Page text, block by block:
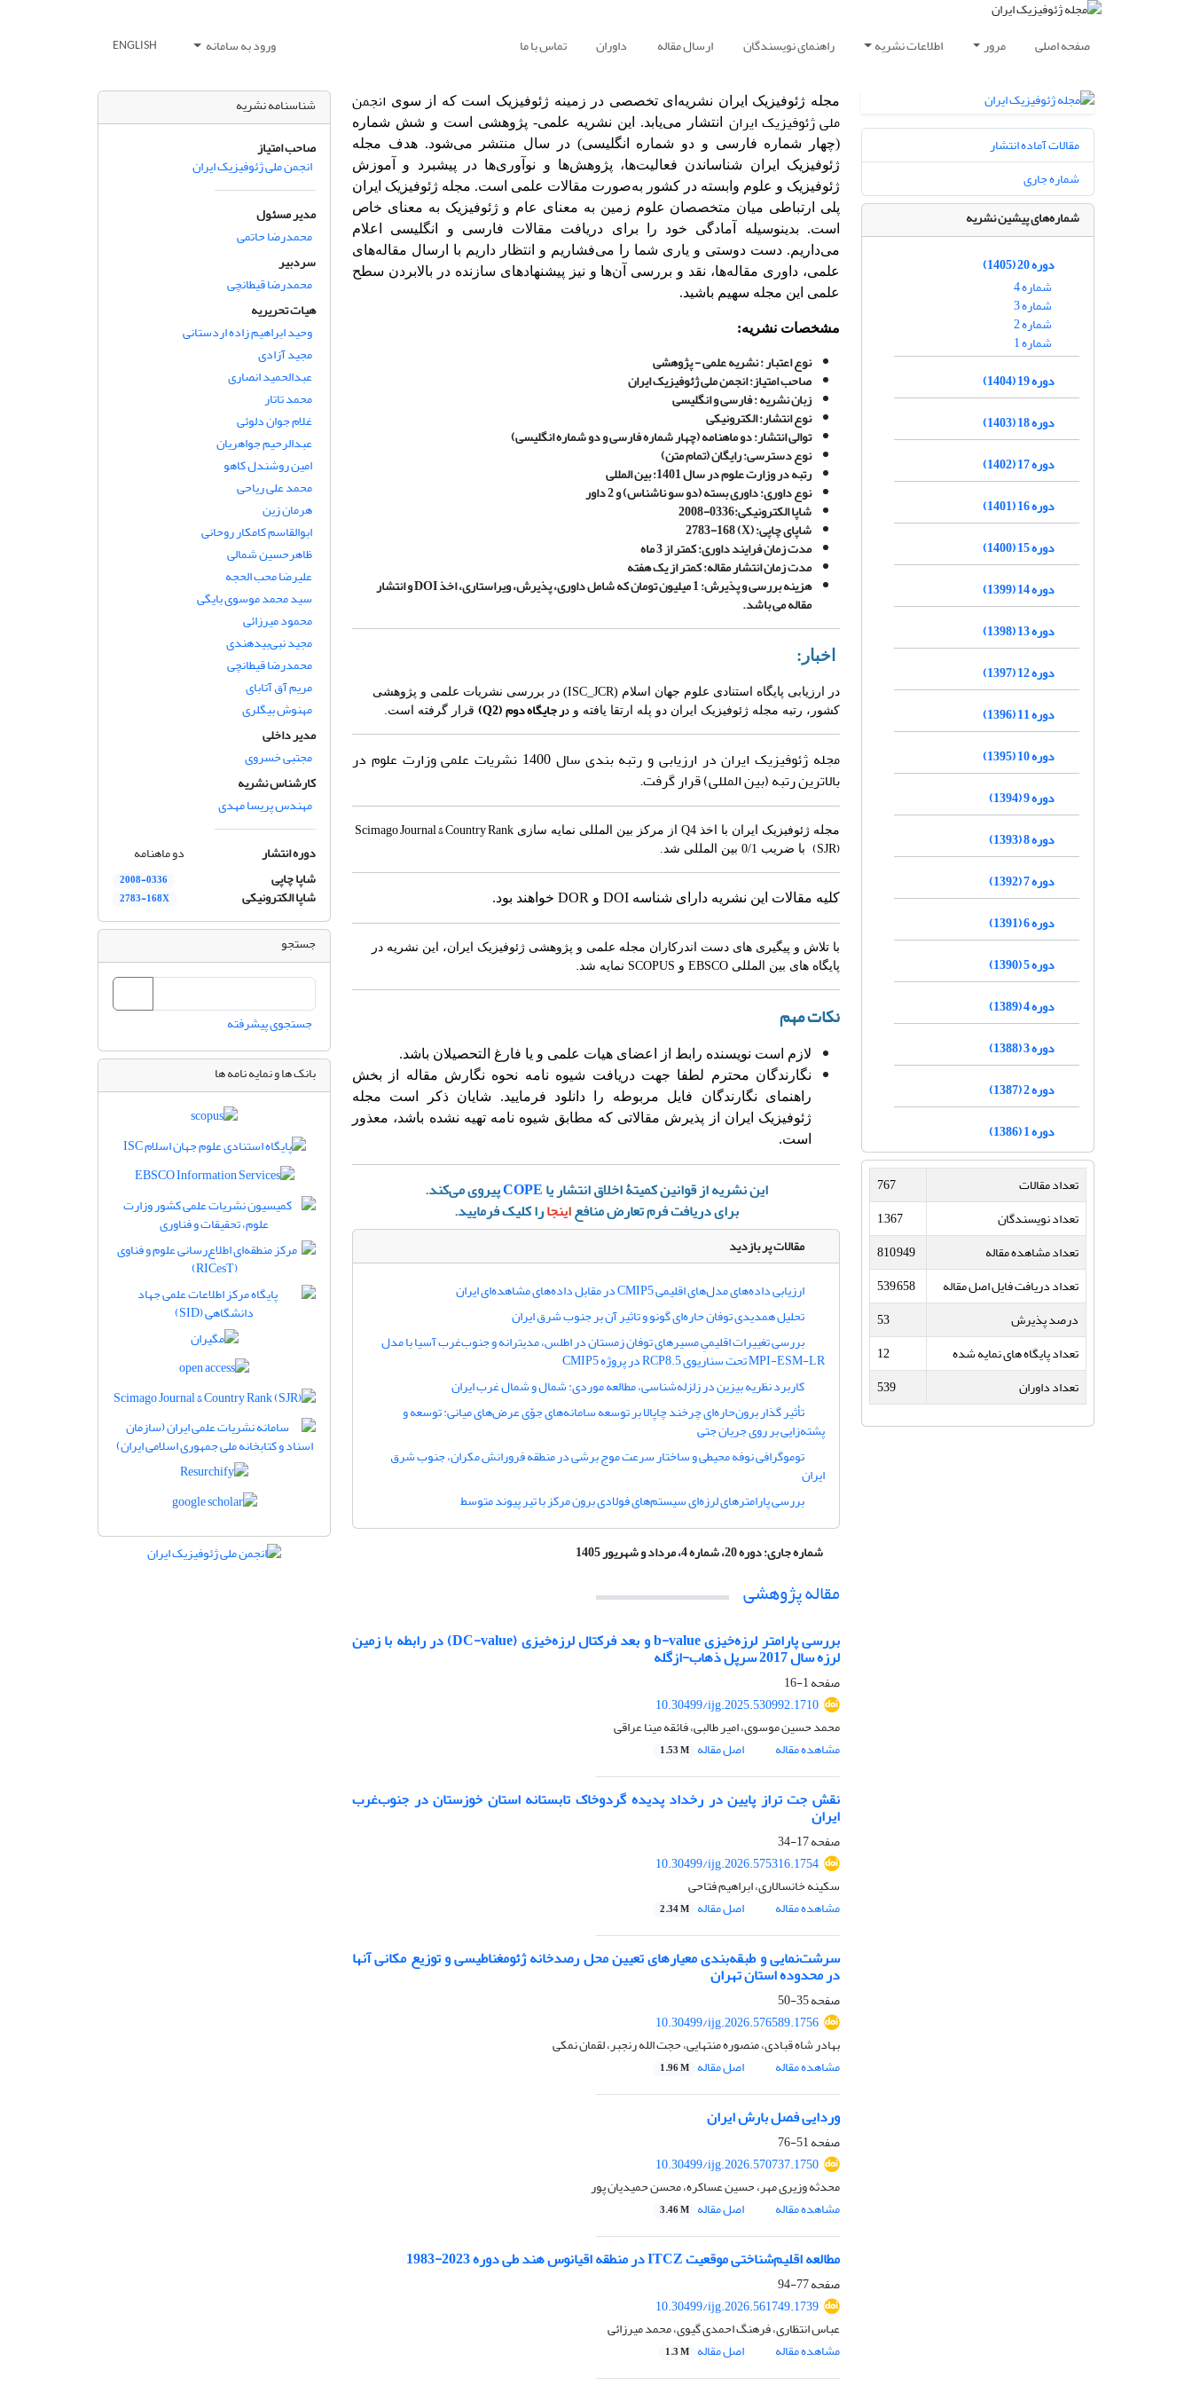
صفحه اصلی مرور اطلاعات نشریه راهنمای نویسندگان ارسال مقاله داوران تماس با ما ورود به سامانه ENGLISH
مقالات آماده انتشار
شماره جاری
شماره‌های پیشین نشریه
دوره 20 (1405)
شماره 4
شماره 3
شماره 2
شماره 1
دوره 19 (1404)
دوره 18 (1403)
دوره 17 (1402)
دوره 16 (1401)
دوره 15 (1400)
دوره 14 (1399)
دوره 13 (1398)
دوره 12 (1397)
دوره 11 (1396)
دوره 10 (1395)
دوره 9 (1394)
دوره 8 (1393)
دوره 7 (1392)
دوره 6 (1391)
دوره 5 (1390)
دوره 4 (1389)
دوره 3 (1388)
دوره 2 (1387)
دوره 1 (1386)
تعداد مقالات
767
تعداد نویسندگان
1,367
تعداد مشاهده مقاله
810,949
تعداد دریافت فایل اصل مقاله
539,658
درصد پذیرش
53
تعداد پایگاه های نمایه شده
12
تعداد داوران
539
مجله ژئوفیزیک ایران نشریه‌ای تخصصی در زمینه ژئوفیزیک است که از سوی انجمن
ملی ژئوفیزیک ایران انتشار می‌یابد. این نشریه علمی- پژوهشی است و شش شماره
(چهار شماره فارسی و دو شماره انگلیسی) در سال منتشر می‌شود. هدف مجله
ژئوفیزیک ایران شناساندن فعالیت‌ها، پژوهش‌ها و نوآوری‌ها در پیشبرد و آموزش
ژئوفیزیک و علوم وابسته در کشور به‌صورت مقالات علمی است. مجله ژئوفیزیک ایران
پلی ارتباطی میان متخصصان علوم زمین به معنای عام و ژئوفیزیک به معنای خاص
است. بدینوسیله آمادگی خود را برای دریافت مقالات فارسی و انگلیسی اعلام
می‌داریم. دست دوستی و یاری شما را می‌فشاریم و انتظار داریم با ارسال مقاله‌های
علمی، داوری مقاله‌ها، نقد و بررسی آن‌ها و نیز پیشنهادهای سازنده در بالابردن سطح
علمی این مجله سهیم باشید.
مشخصات نشریه:
نوع اعتبار : نشریه علمی - پژوهشی
صاحب امتیاز: انجمن ملی ژئوفیزیک ایران
زبان نشریه :فارسی و انگلیسی
نوع انتشار:الکترونیکی
توالی انتشار: دو ماهنامه (چهار شماره فارسی و دو شماره انگلیسی)
نوع دسترسی: رایگان (تمام متن)
رتبه در وزارت علوم در سال 1401: بین المللی
نوع داوری:داوری بسته (دو سو ناشناس) و 2 داور
شاپا الکترونیکی:0336-2008
شاپای چاپی: (X) 2783-168
مدت زمان فرایند داوری: کمتر از 3 ماه
مدت زمان انتشار مقاله: کمتر از یک هفته
هزینه بررسی و پذیرش: 1 میلیون تومان که شامل داوری، پذیرش، ویراستاری، اخذ DOI و انتشار
مقاله می باشد.
اخبار:
در ارزیابی پایگاه استنادی علوم جهان اسلام (ISC_JCR) در بررسی نشریات علمی و پژوهشی
کشور، رتبه مجله ژئوفیزیک ایران دو پله ارتقا یافته و در جایگاه دوم(Q2) قرار گرفته است.
مجله ژئوفیزیک ایران در ارزیابی و رتبه بندی سال 1400 نشریات علمی وزارت علوم در
بالاترین رتبه (بین المللی) قرار گرفت.
مجله ژئوفیزیک ایران با اخذ Q4 از مرکز بین المللی نمایه سازی Scimago Journal & Country Rank
(SJR) با ضریب 0/1 بین المللی شد.
کلیه مقالات این نشریه دارای شناسه DOI و DOR خواهند بود.
با تلاش و پیگیری های دست اندرکاران مجله علمی و پژوهشی ژئوفیزیک ایران، این نشریه در
پایگاه های بین المللی EBSCO و SCOPUS نمایه شد
.
نکات مهم
لازم است نویسنده رابط از اعضای هیات علمی و یا فارغ التحصیلان باشد.
نگارندگان محترم لطفا جهت دریافت شیوه نامه نحوه نگارش مقاله از بخش
راهنمای نگارندگان فایل مربوطه را دانلود فرمایید. شایان ذکر است مجله
ژئوفیزیک ایران از پذیرش مقالاتی که مطابق شیوه نامه تهیه نشده باشد، معذور
است.
این نشریه از قوانین کمیتۀ اخلاق انتشار یاCOPEپیروی می‌کند.
برای دریافت فرم تعارض منافعاینجارا کلیک فرمایید.
مقالات پر بازدید
ارزیابی داده‌های مدل‌های اقلیمی CMIP5 در مقابل داده‌های مشاهده‌ای ایران
تحلیل همدیدی توفان حاره‌ای گونو و تاثیر آن بر جنوب‌ شرق ایران
بررسی تغییرات اقلیمیِ مسیرهای توفان زمستان در اطلس، مدیترانه و جنوب‌غرب آسیا با مدل
MPI-ESM-LR تحت سناریوی RCP8.5 در پروژه CMIP5
کاربرد نظریه بیزین در زلزله‌شناسی، مطالعه موردی: شمال و شمال غرب ایران
تأثیر گذار برون‌حاره‌ای چرخند چاپالا بر توسعه سامانه‌های جوّی عرض‌های میانی: توسعه و
پشته‌زایی بر روی جریان جتی
توموگرافی نوفه محیطی و ساختار سرعت موج برشی در منطقه فرورانش مکران، جنوب شرق
ایران
بررسی پارامترهای لرزه‌ای سیستم‌های فولادی برون مرکز با تیر پیوند متوسط
شماره جاری:دوره 20، شماره 4، مرداد و شهریور 1405
مقاله پژوهشی‌
بررسی پارامتر لرزهخیزیb-valueو بعد فرکتال لرزهخیزی(
DC-value) در رابطه با زمین
لرزه سال 2017 سرپل ذهاب-ازگله
صفحه1-16
10.30499/ijg.2025.530992.1710
محمد حسین موسوی، امیر طالبی، فائقه مینا عراقی
مشاهده مقاله
اصل مقاله 1.53 M
نقش جت تراز پایین در رخداد پدیده گردوخاک تابستانه استان خوزستان در جنوب‌غرب
ایران
صفحه17-34
10.30499/ijg.2026.575316.1754
سکینه خانسالاری، ابراهیم فتاحی
مشاهده مقاله
اصل مقاله 2.34 M
سرشت‌نمایی و طبقه‌بندی معیارهای تعیین محل رصدخانه ژئومغناطیسی و توزیع مکانی آنها
در محدوده استان تهران
صفحه35-50
10.30499/ijg.2026.576589.1756
بهادر شاه قبادی، منصوره منتهایی، حجت الله رنجبر، لقمان نمکی
مشاهده مقاله
اصل مقاله 1.96 M
وردایی فصل بارش ایران
صفحه51-76
10.30499/ijg.2026.570737.1750
محدثه وزیری مهر، حسین عساکره، محسن حمیدیان پور
مشاهده مقاله
اصل مقاله 3.46 M
مطالعه اقلیم‌شناختی موقعیتITCZدر منطقه اقیانوس هند طی دوره 2023-1983
صفحه77-94
10.30499/ijg.2026.561749.1739
عباس انتظاری، فرهنگ احمدی گیوی، محمد میرزائی
مشاهده مقاله
اصل مقاله 1.3 M
شناسنامه نشریه
صاحب امتیاز
انجمن ملی ژئوفیزیک ایران
مدیر مسئول
محمدرضا حاتمی
سردبیر
محمدرضا قیطانچی
هیات تحریریه
وحید ابراهیم زاده اردستانی
مجید آزادی
عبدالحمید انصاری
محمد تاتار
غلام جوان دلوئی
عبدالرحیم جواهریان
امین روشندل کاهو
محمد علی ریاحی
هرمان زین
ابوالقاسم کامکار روحانی
ظاهرحسین شمالی
علیرضا محب الحجه
سید محمد موسوی بایگی
محمود میرزائی
مجید نبی‌بیدهندی
محمدرضا قیطانچی
مریم آق آتابای
مهنوش بیگلری
مدیر داخلی
مجتبی خسروی
کارشناس نشریه
مهندس پریسا مهدی
دوره انتشار
دو ماهنامه
شاپا چاپی
2008-0336
شاپا الکترونیکی 2783-168X
جستجو
جستجوی پیشرفته
بانک ها و نمایه نامه ها